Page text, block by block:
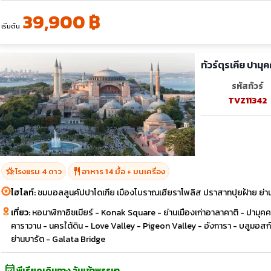
เริ่มต้น 39,900 ฿
ทัวร์ตุรเคีย ปามุ
รหัสทัวร์
TVZ11342
hotel_classโรงแรม 4 ดาว restaurant อาหาร 14 มื้อ + บนเครื่อง
ไฮไลท์:ชมบอลลูนคัปปาโดเกีย เมืองโบราณเฮียราโพลิส ปราสาทปุยฝ้าย ย่า
เที่ยว:หอนาฬิกาอิซเมียร์ - Konak Square - ย่านเมืองเก่าอาลาคาติ - ปามุ
คาราวาน - นครใต้ดิน - Love Valley - Pigeon Valley - อังการา - บลูมอ
ย่านบารัต - Galata Bridge